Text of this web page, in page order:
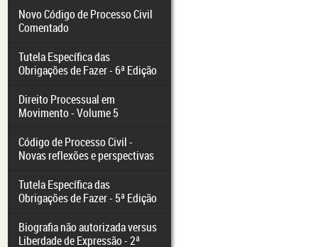
Novo Código de Processo Civil
Comentado
Tutela Específica das
Obrigações de Fazer - 6ª Edição
Direito Processual em
Movimento - Volume 5
Código de Processo Civil -
Novas reflexões e perspectivas
Tutela Específica das
Obrigações de Fazer - 5ª Edição
Biografia não autorizada versus
Liberdade de Expressão - 2ª